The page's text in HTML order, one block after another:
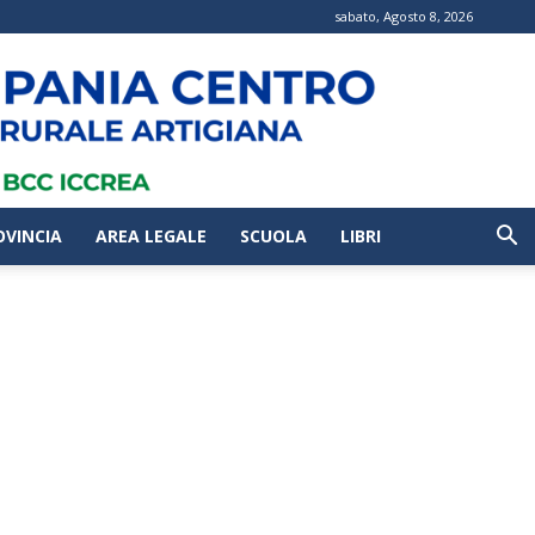
sabato, Agosto 8, 2026
AREA LEGALE SCUOLA LIBRI